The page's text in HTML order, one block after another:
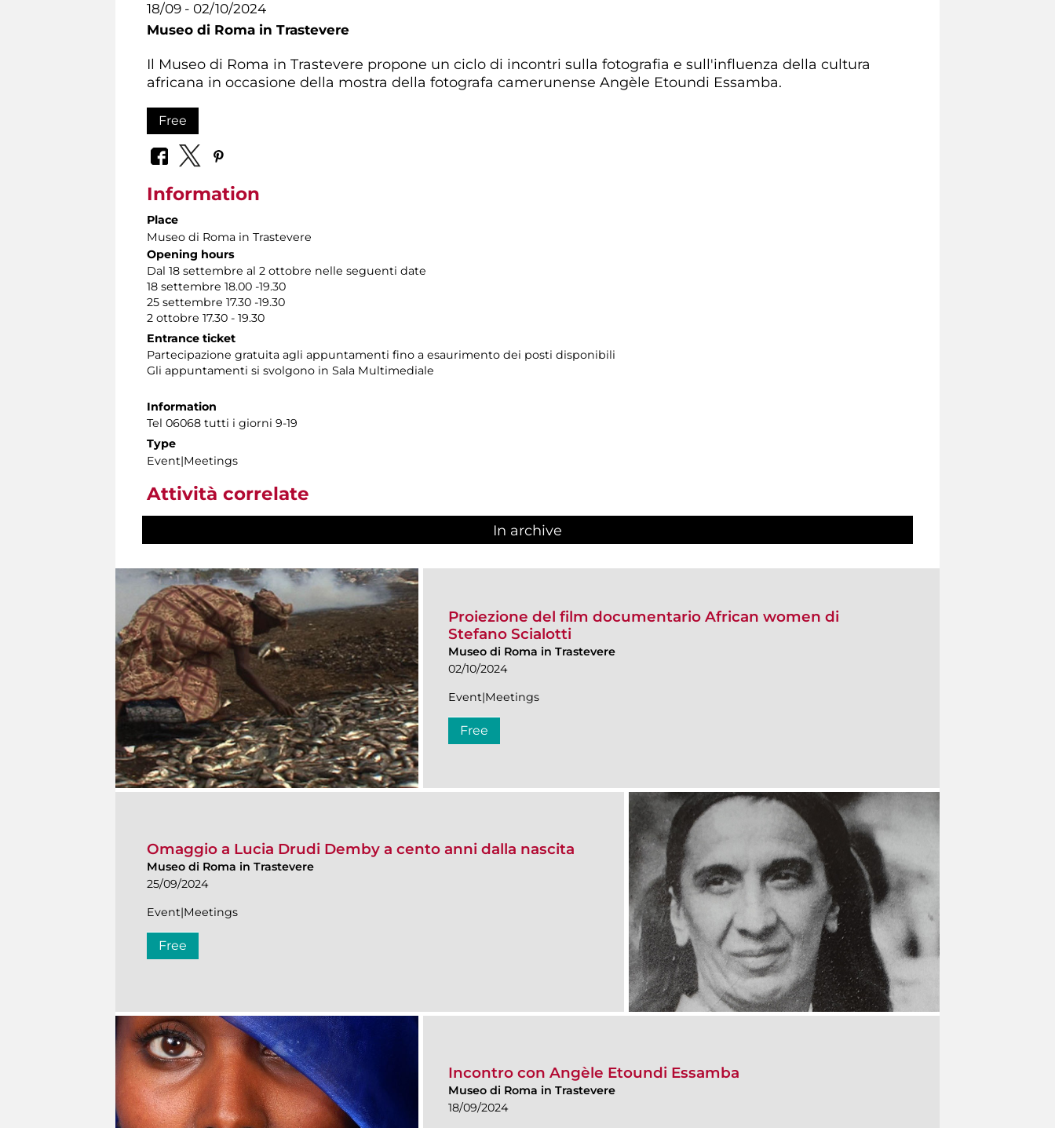
18/09 - 02/10/2024
Museo di Roma in Trastevere
Il Museo di Roma in Trastevere propone un ciclo di incontri sulla fotografia e sull'influenza della cultura
africana in occasione della mostra della fotografa camerunense Angèle Etoundi Essamba.
Free
Information
Place
Museo di Roma in Trastevere
Opening hours
Dal 18 settembre al 2 ottobre nelle seguenti date
18 settembre 18.00 -19.30
25 settembre 17.30 -19.30
2 ottobre 17.30 - 19.30
Entrance ticket
Partecipazione gratuita agli appuntamenti fino a esaurimento dei posti disponibili
Gli appuntamenti si svolgono in Sala Multimediale
Information
Tel 06068 tutti i giorni 9-19
Type
Event|Meetings
Attività correlate
In archive
Proiezione del film documentario African women di
Stefano Scialotti
Museo di Roma in Trastevere
02/10/2024
Event|Meetings
Free
Omaggio a Lucia Drudi Demby a cento anni dalla nascita
Museo di Roma in Trastevere
25/09/2024
Event|Meetings
Free
Incontro con Angèle Etoundi Essamba
Museo di Roma in Trastevere
18/09/2024